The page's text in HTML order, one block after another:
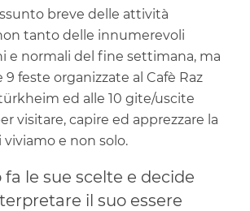
breve delle attività
tanto delle innumerevoli
e normali del fine settimana, ma
feste organizzate al Cafè Raz
ed alle 10 gite/uscite
visitare, capire ed apprezzare la
e non solo.
le sue scelte e decide
il suo essere